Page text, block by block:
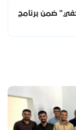
ضمن برنامج